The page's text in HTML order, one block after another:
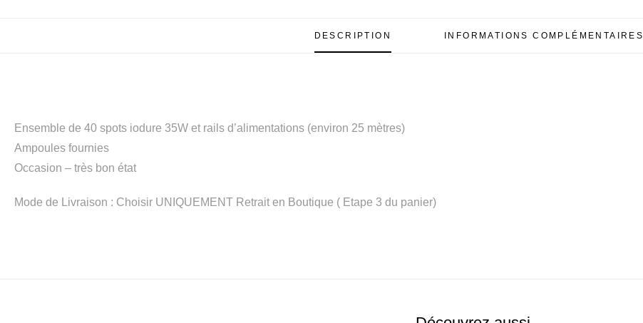
DESCRIPTION INFORMATIONS COMPLÉMENTAIRES
Ensemble de 40 spots iodure 35W et rails d’alimentations (environ 25 mètres)
Ampoules fournies
Occasion – très bon état
Mode de Livraison : Choisir UNIQUEMENT Retrait en Boutique ( Etape 3 du panier)